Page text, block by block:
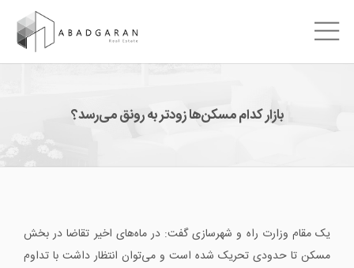
بازار کدام مسکن‌ها زودتر به رونق می‌رسد؟
یک مقام وزارت راه و شهرسازی گفت: در ماه‌های اخیر تقاضا در بخش
مسکن تا حدودی تحریک شده است و می‌توان انتظار داشت با تداوم